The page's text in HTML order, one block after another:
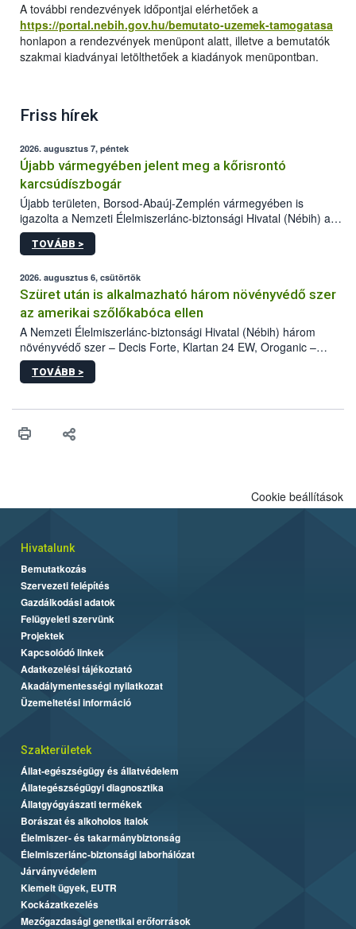
A további rendezvények időpontjai elérhetőek a
https://portal.nebih.gov.hu/bemutato-uzemek-tamogatasa
honlapon a rendezvények menüpont alatt, illetve a bemutatók
szakmai kiadványai letölthetőek a kiadányok menüpontban.
Friss hírek
2026. augusztus 7, péntek
Újabb vármegyében jelent meg a kőrisrontó
karcsúdíszbogár
Újabb területen, Borsod-Abaúj-Zemplén vármegyében is
igazolta a Nemzeti Élelmiszerlánc-biztonsági Hivatal (Nébih) a
kőrisrontó karcsúdíszbogár (Agrilus planipennis) jelenlétét. A
kártevőt nem csak színcsapdában találták meg, de már fertőzött
az intenzív felderítést, emellett az intézkedéseket a szlovák
hatósággal is összehangolják a terjedés megállítása érdekében.
TOVÁBB >
2026. augusztus 6, csütörtök
Szüret után is alkalmazható három növényvédő szer
az amerikai szőlőkabóca ellen
A Nemzeti Élelmiszerlánc-biztonsági Hivatal (Nébih) három
növényvédő szer – Decis Forte, Klartan 24 EW, Oroganic –
engedélyokiratát módosította, így azok a szüretet követően,
egészen a vesszőérettség (BBCH 91) stádiumáig
érésű szőlőkben is legyen lehetőség a károsító elleni további
felhasználók számára is elérhető és ökológiai termesztésben is
TOVÁBB >
Cookie beállítások
Hivatalunk
Bemutatkozás
Szervezeti felépítés
Gazdálkodási adatok
Felügyeleti szervünk
Projektek
Kapcsolódó linkek
Adatkezelési tájékoztató
Akadálymentességi nyilatkozat
Üzemeltetési információ
Szakterületek
Állat-egészségügy és állatvédelem
Állategészségügyi diagnosztika
Állatgyógyászati termékek
Borászat és alkoholos italok
Élelmiszer- és takarmánybiztonság
Élelmiszerlánc-biztonsági laborhálózat
Járványvédelem
Kiemelt ügyek, EUTR
Kockázatkezelés
Mezőgazdasági genetikai erőforrások